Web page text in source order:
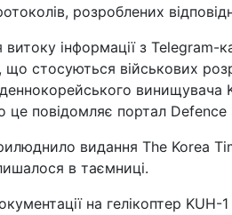
розроблених
витоку інформації з Telegram-
що стосуються військових
винищувача
це повідомляє портал
видання The Korea
в таємниці.
на гелікоптер KUH-